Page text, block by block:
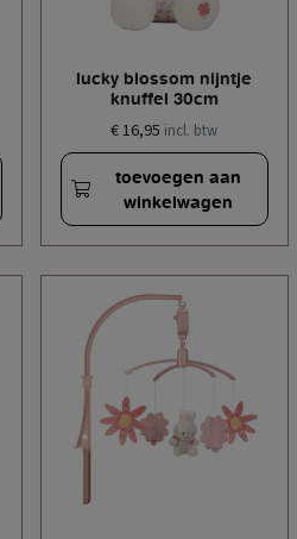
lucky blossom nijntje
knuffel 30cm
€ 16,95 incl. btw
toevoegen aan
winkelwagen